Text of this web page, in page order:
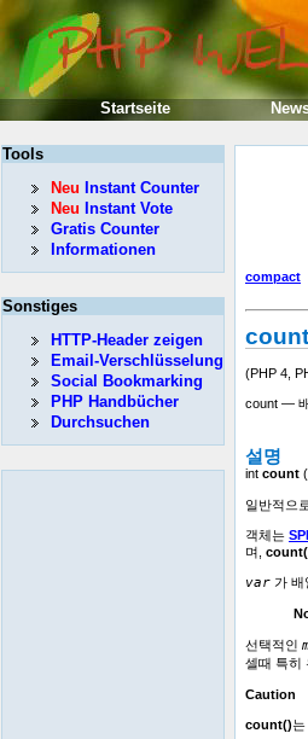
compact
count
(PHP 4,
count —
설명
int count (
일반적으로
객체는
며,
var 가 배
선택적인
셀때 특히
Caution
count()는
Tools
Neu Instant Counter
Neu Instant Vote
Gratis Counter
Informationen
Sonstiges
HTTP-Header zeigen
Email-Verschlüsselung
Social Bookmarking
PHP Handbücher
Durchsuchen
Startseite